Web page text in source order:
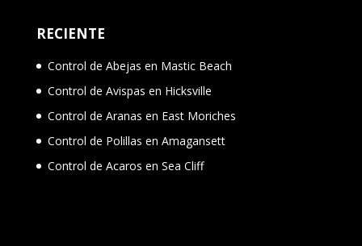
RECIENTE
Control de Abejas en Mastic Beach
Control de Avispas en Hicksville
Control de Aranas en East Moriches
Control de Polillas en Amagansett
Control de Acaros en Sea Cliff